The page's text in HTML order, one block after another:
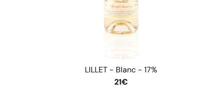
LILLET - Blanc - 17%
21€